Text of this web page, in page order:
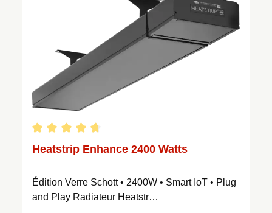
Note moyenne de 4.77 sur 5 étoiles
Heatstrip Enhance 2400 Watts
Édition Verre Schott • 2400W • Smart IoT • Plug
and Play Radiateur Heatstr…